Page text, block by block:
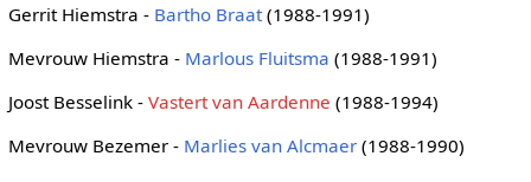
Gerrit Hiemstra - Bartho Braat(1988-1991)
Mevrouw Hiemstra - Marlous Fluitsma (1988-1991)
Joost Besselink - Vastert van Aardenne (1988-1994)
Mevrouw Bezemer - Marlies van Alcmaer(1988-1990)